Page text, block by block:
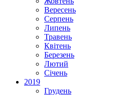
Вересень
Серпень
Липень
Травень
Квітень
Березень
Лютий
Січень
2019
Грудень